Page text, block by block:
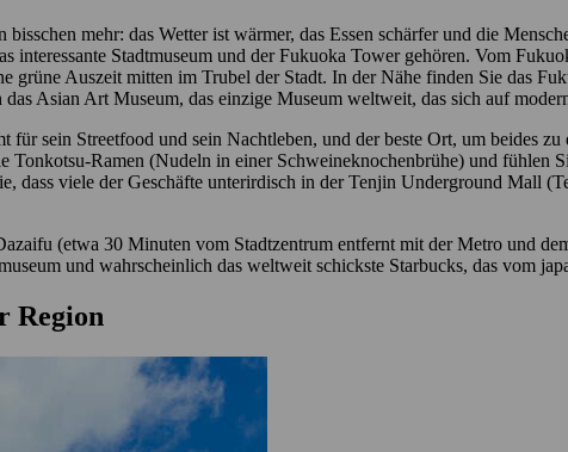
mehr: das Wetter ist wärmer, das Essen schärfer und die
interessante Stadtmuseum und der Fukuoka Tower gehören. Vom
grüne Auszeit mitten im Trubel der Stadt. In der Nähe finden Sie das
Asian Art Museum, das einzige Museum weltweit, das sich auf
sein Streetfood und sein Nachtleben, und der beste Ort, um beides
Tonkotsu-Ramen (Nudeln in einer Schweineknochenbrühe) und
dass viele der Geschäfte unterirdisch in der Tenjin Underground Mall
(etwa 30 Minuten vom Stadtzentrum entfernt mit der Metro und
und wahrscheinlich das weltweit schickste Starbucks, das vom
Region